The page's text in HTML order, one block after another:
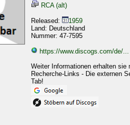
RCA (alt)
Released:
1959
Land: Deutschland
Nummer: 47-7595
https://www.discogs.com/de/...
Weiter Informationen erhalten sie
Recherche-Links - Die externen
Tab!